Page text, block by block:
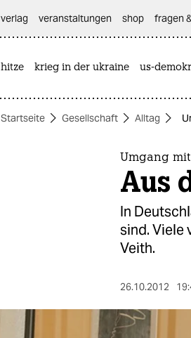
themen
berlin
verlag
veranstaltungen shop fragen
hitze krieg in der ukraine us-
Startseite Gesellschaft Alltag
Umgang
Aus
In
sind. Viele
Veith.
26.10.2012